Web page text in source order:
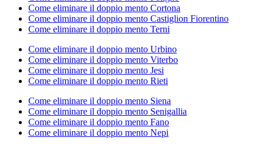
Come eliminare il doppio mento Cortona
Come eliminare il doppio mento Castiglion Fiorentino
Come eliminare il doppio mento Terni
Come eliminare il doppio mento Urbino
Come eliminare il doppio mento Viterbo
Come eliminare il doppio mento Jesi
Come eliminare il doppio mento Rieti
Come eliminare il doppio mento Siena
Come eliminare il doppio mento Senigallia
Come eliminare il doppio mento Fano
Come eliminare il doppio mento Nepi